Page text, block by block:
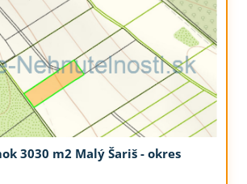
3030 m2 Malý Šariš - okres